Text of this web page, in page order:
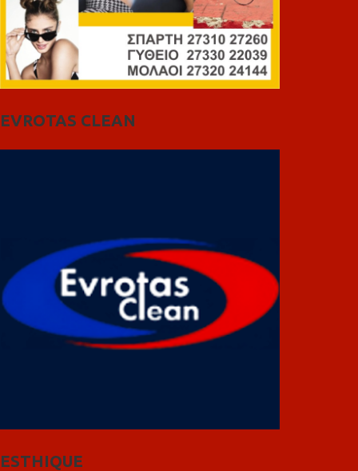
EVROTAS CLEAN
ESTHIQUE